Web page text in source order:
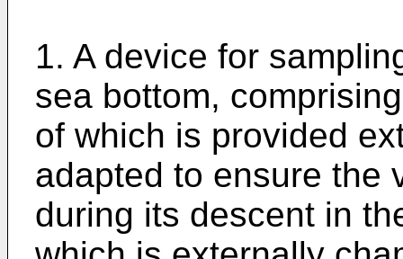
1. A device for
sea bottom,
of which is provided
adapted to ensure the
during its descent in